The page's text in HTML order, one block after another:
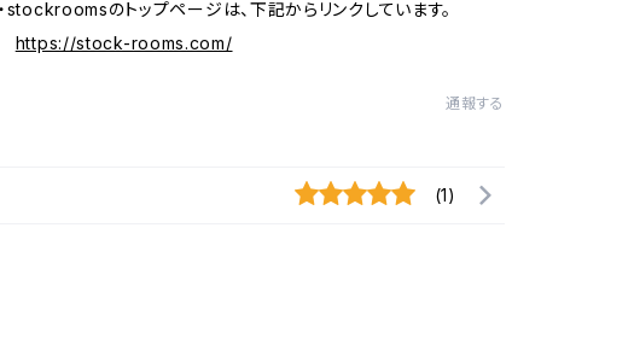
・stockroomsのトップページは、下記からリンクしています。
https://stock-rooms.com/
通報する
(1)